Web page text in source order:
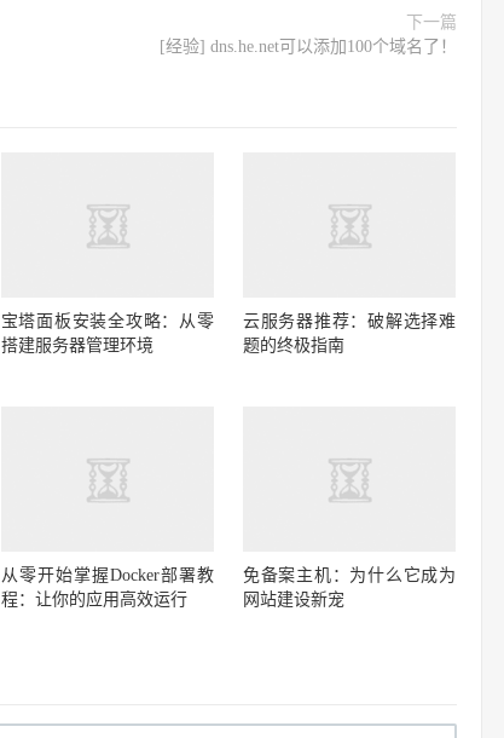
下一篇
[经验] dns.he.net可以添加100个域名了！
宝塔面板安装全攻略：从零
搭建服务器管理环境
云服务器推荐：破解选择难
题的终极指南
从零开始掌握Docker部署教
程：让你的应用高效运行
免备案主机：为什么它成为
网站建设新宠